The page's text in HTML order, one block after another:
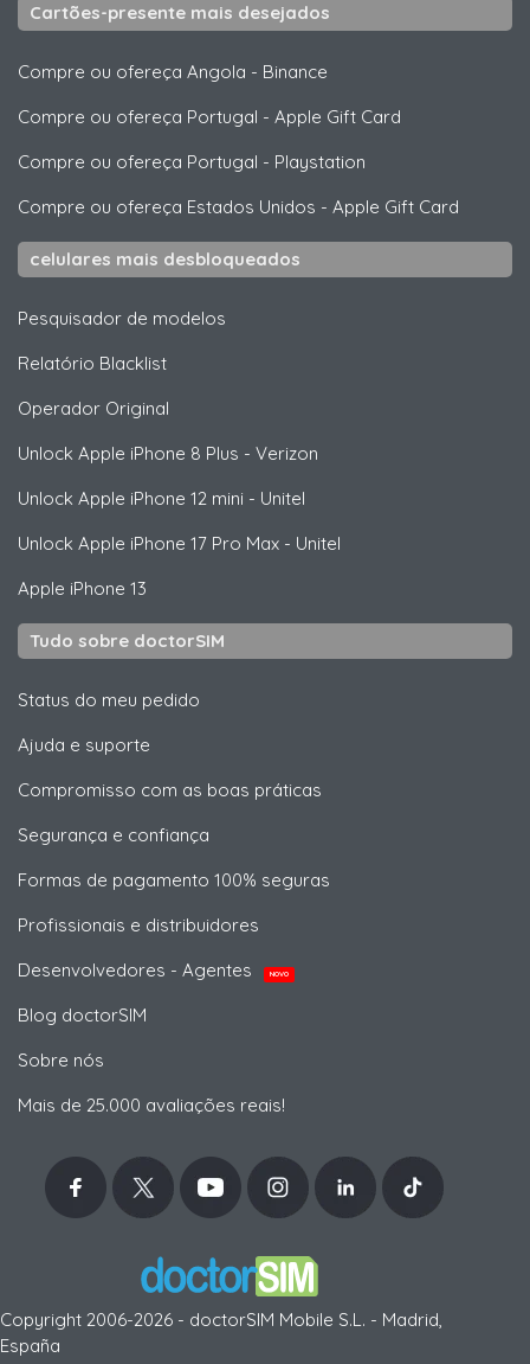
Cartões-presente mais desejados
Compre ou ofereça Angola - Binance
Compre ou ofereça Portugal - Apple Gift Card
Compre ou ofereça Portugal - Playstation
Compre ou ofereça Estados Unidos - Apple Gift Card
celulares mais desbloqueados
Pesquisador de modelos
Relatório Blacklist
Operador Original
Unlock Apple iPhone 8 Plus - Verizon
Unlock Apple iPhone 12 mini - Unitel
Unlock Apple iPhone 17 Pro Max - Unitel
Apple iPhone 13
Tudo sobre doctorSIM
Status do meu pedido
Ajuda e suporte
Compromisso com as boas práticas
Segurança e confiança
Formas de pagamento 100% seguras
Profissionais e distribuidores
Desenvolvedores - Agentes
NOVO
Blog doctorSIM
Sobre nós
Mais de 25.000 avaliações reais!
Copyright 2006-2026 - doctorSIM Mobile S.L. - Madrid,
España